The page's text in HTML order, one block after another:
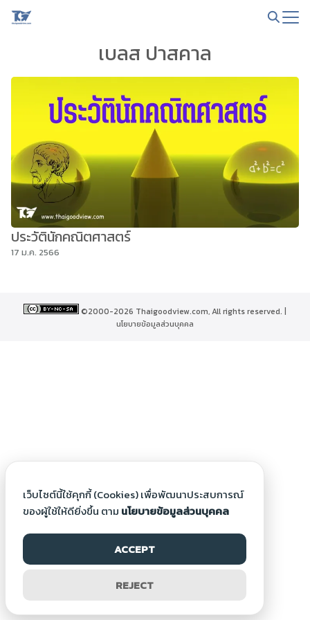
Skip
เบลส ปาสคาล
ประวัตินักคณิตศาสตร์
17 ม.ค. 2566
©2000-2026 Thaigoodview.com, All rights reserved. |
นโยบายข้อมูลส่วนบุคคล
เว็บไซต์นี้ใช้คุกกี้ (Cookies) เพื่อพัฒนาประสบการณ์
ของผู้ใช้ให้ดียิ่งขึ้น ตาม นโยบายข้อมูลส่วนบุคคล
ACCEPT
REJECT